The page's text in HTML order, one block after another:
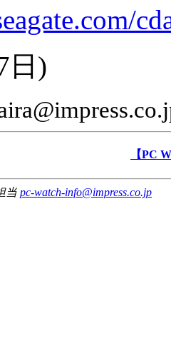
日)
【PC
当 pc-watch-info@impress.co.jp